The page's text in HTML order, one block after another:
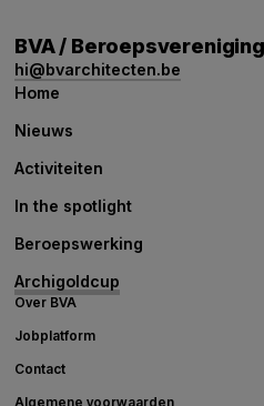
BVA /
hi@bvarchitecten.be
Home
Nieuws
Activiteiten
In the spotlight
Beroepswerking
Archigoldcup
Over BVA
Jobplatform
Contact
Algemene voorwaarden